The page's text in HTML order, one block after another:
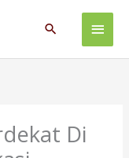
Main
Search
Di